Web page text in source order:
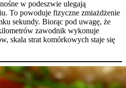
w podeszwie ulegają
To powoduje fizyczne zmiażdżenie
sekundy. Biorąc pod uwagę, że
zawodnik wykonuje
skala strat komórkowych staje się